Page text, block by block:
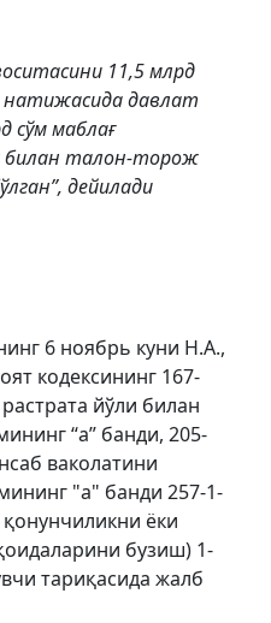
11,5 млрд
натижасида давлат
сўм маблағ
билан талон-торож
дейилади
6 ноябрь куни Н.А.,
кодексининг 167-
йўли билан
“а” банди, 205-
ваколатини
"а" банди 257-1-
ёки
бузиш) 1-
тариқасида жалб